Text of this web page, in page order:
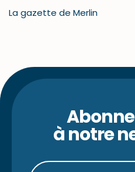
La gazette de Merlin
à notre